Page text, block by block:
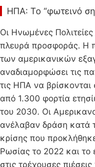
ΗΠΑ: Το “φωτεινό
Οι Ηνωμένες Πολιτείες
πλευρά προσφοράς. Η
των αμερικανικών
αναδιαμορφώσει τις
τις ΗΠΑ να
από 1.300 φορτία
του 2030. Οι
ανέλαβαν δράση κατά
κρίσης που
Ρωσίας το 2022 και
στις τρέχουσες